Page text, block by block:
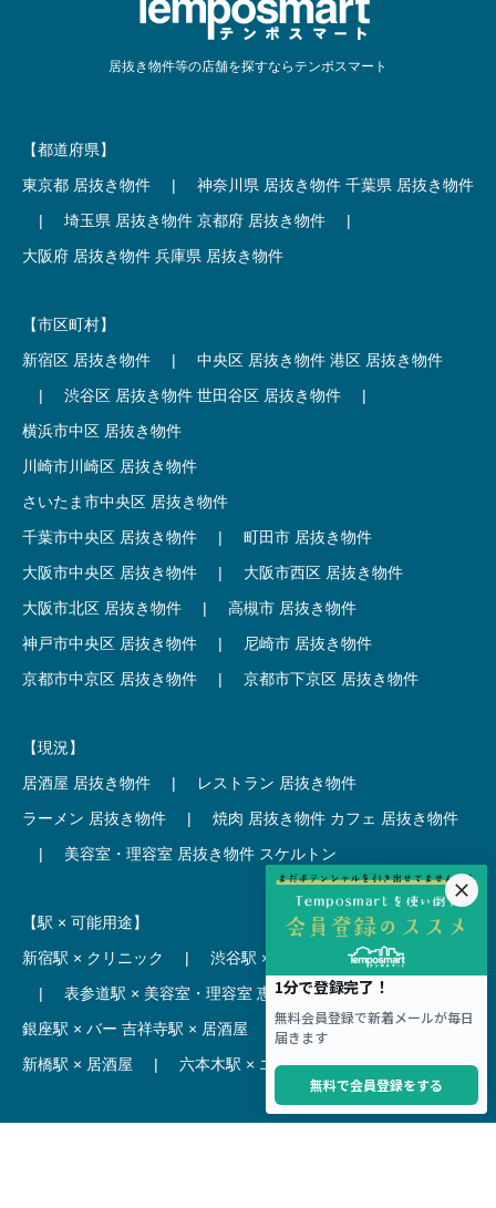
居抜き物件等の店舗を探すならテンポスマート
【都道府県】
東京都 居抜き物件
| 神奈川県 居抜き物件 千葉県 居抜き物件
|
埼玉県 居抜き物件 京都府 居抜き物件
|
大阪府 居抜き物件 兵庫県 居抜き物件
【市区町村】
新宿区 居抜き物件
| 中央区 居抜き物件 港区 居抜き物件
|
渋谷区 居抜き物件 世田谷区 居抜き物件
|
横浜市中区 居抜き物件
川崎市川崎区 居抜き物件
さいたま市中央区 居抜き物件
千葉市中央区 居抜き物件
|
町田市 居抜き物件
大阪市中央区 居抜き物件
|
大阪市西区 居抜き物件
大阪市北区 居抜き物件
|
高槻市 居抜き物件
神戸市中央区 居抜き物件
|
尼崎市 居抜き物件
京都市中京区 居抜き物件
| 京都市下京区 居抜き物件
【現況】
居酒屋 居抜き物件
|
レストラン 居抜き物件
ラーメン 居抜き物件
| 焼肉 居抜き物件 カフェ 居抜き物件
|
美容室・理容室 居抜き物件 スケルトン
【駅 × 可能用途】
新宿駅 × クリニック
| 渋谷駅 × カフェ
池袋駅 × ラーメン
|
表参道駅 × 美容室・理容室 恵比寿駅 × レストラン
銀座駅 × バー 吉祥寺駅 × 居酒屋
麻布十番駅 × レストラン
新橋駅 × 居酒屋
| 六本木駅 × エステ・マッサージ・サロン